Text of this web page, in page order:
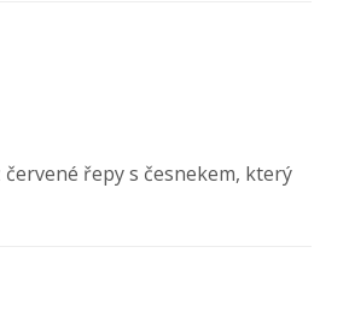
řepy s česnekem, který